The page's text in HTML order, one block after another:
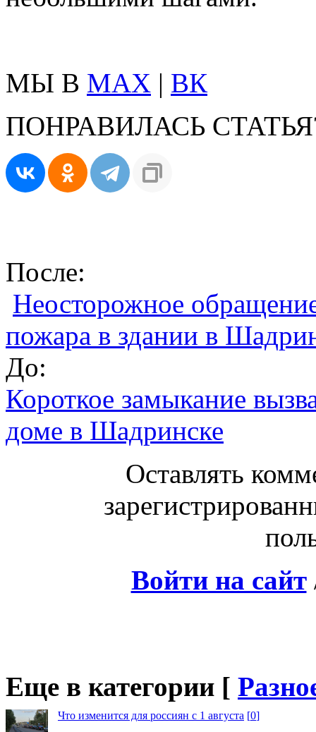
МЫ В MAX | ВК
ПОНРАВИЛАСЬ
После:
Неосторожное
пожара в здании в
До:
Короткое замыкание
доме в Шадринске
Оставлять
Войти на сайт
Еще в категории [
Что изменится для россиян с 1 августа [0]